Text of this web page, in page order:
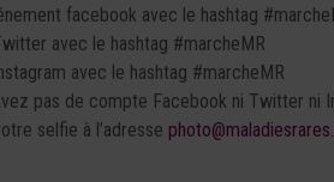
facebook avec le hashtag
avec le hashtag #marcheMR
avec le hashtag #marcheMR
pas de compte Facebook ni Twitter ni
selfie à l’adresse